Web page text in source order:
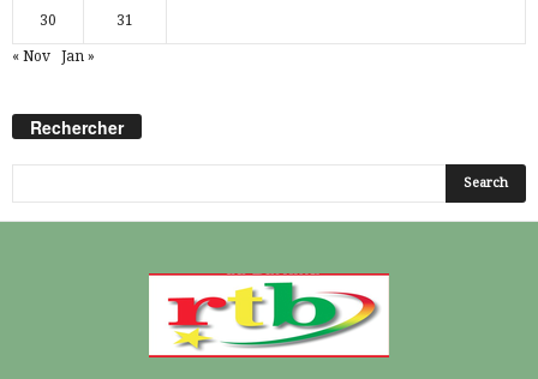
30 31
« Nov Jan »
Rechercher